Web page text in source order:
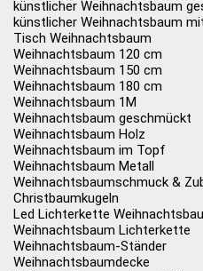
künstlicher Weihnachtsbaum
künstlicher Weihnachtsbaum
Tisch Weihnachtsbaum
Weihnachtsbaum 120 cm
Weihnachtsbaum 150 cm
Weihnachtsbaum 180 cm
Weihnachtsbaum 1M
Weihnachtsbaum geschmückt
Weihnachtsbaum Holz
Weihnachtsbaum im Topf
Weihnachtsbaum Metall
Weihnachtsbaumschmuck &
Christbaumkugeln
Led Lichterkette
Weihnachtsbaum Lichterkette
Weihnachtsbaum-Ständer
Weihnachtsbaumdecke